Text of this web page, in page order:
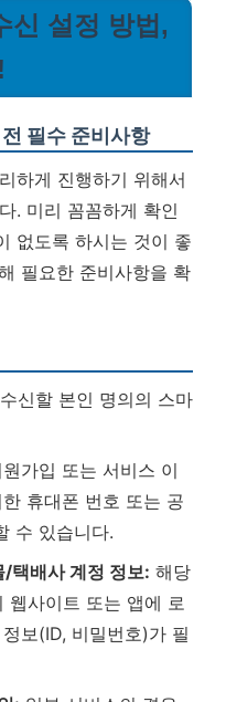
신 설정 방법,
필수 준비사항
하게 진행하기 위해서
. 미리 꼼꼼하게 확인
없도록 하시는 것이 좋
필요한 준비사항을 확
신할 본인 명의의 스마
원가입 또는 서비스 이
휴대폰 번호 또는 공
수 있습니다.
택배사 계정 정보: 해당
웹사이트 또는 앱에 로
보(ID, 비밀번호)가 필